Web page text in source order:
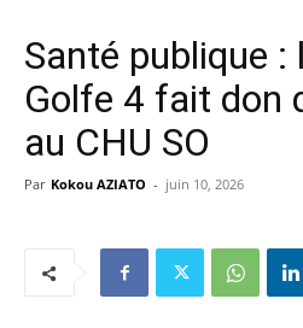
Santé publique :
Golfe 4 fait don
au CHU SO
Par Kokou AZIATO - juin 10, 2026